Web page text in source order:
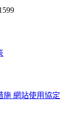
施 網站使用協定